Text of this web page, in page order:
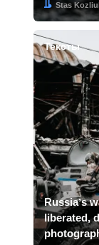
Автор:
Stas
Дата:
Тексты
Russiaʼs
liberated,